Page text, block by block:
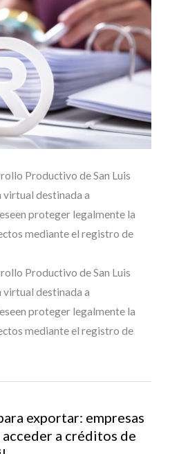
Productivo de San Luis
virtual destinada a
proteger legalmente la
mediante el registro de
Productivo de San Luis
virtual destinada a
proteger legalmente la
mediante el registro de
exportar: empresas
a créditos de